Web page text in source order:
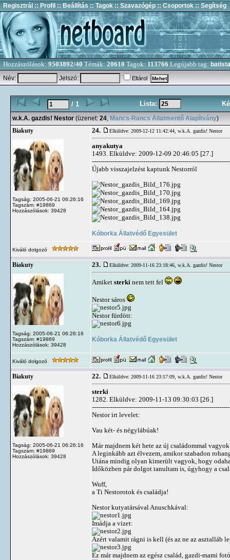
Regisztrál :: Profil :: Beállítás :: Tagok :: Szavazógép :: Csoportok :: Segítség
Hozzászólások: 9503892/40 Témák: 20610 Tagok: 113766 Legújabb tag: batista
Név:
Jelszó: Eltárol
/ 1 Lista:
w.k.A. gazdis! Nestor (üzenet: 24, Mancs-Rancs Állatmentő Alapítvány)
Biakuty
Tagság: 2005-06-21 06:26:16
Tagszám: #19869
Hozzászólások: 39428
24. Elküldve: 2009-12-12 11:42:44, w.k.A. gazdis! Nestor
anyakutya
1493. Elküldve: 2009-12-09 20:46:05 [27.]
Újabb visszajelzést kaptunk Nestorról
Kóborka Állatvédő Egyesület
Kiváló dolgozó
Biakuty
Tagság: 2005-06-21 06:26:16
Tagszám: #19869
Hozzászólások: 39428
23. Elküldve: 2009-11-16 23:18:46, w.k.A. gazdis! Nestor
Amiket sterki nem tett fel
Nestor sáros
Nestor fürdött:
Kóborka Állatvédő Egyesület
Kiváló dolgozó
Biakuty
Tagság: 2005-06-21 06:26:16
Tagszám: #19869
Hozzászólások: 39428
22. Elküldve: 2009-11-16 23:17:09, w.k.A. gazdis! Nestor
sterki
1282. Elküldve: 2009-11-13 09:30:03 [26.]
Nestor irt levelet:
Vau két- és négylábúak!
Már majdnem két hete az új családommal vagyok
A leginkább azt élvezem, amikor szabadon
Utána mindig olyan kimerült vagyok, hogy
Időközben pár dolgot tanultam is, úgyhogy a
Wuff,
a Ti Nestorotok és családja!
Nestor kutyatársával Anuschkával:
Imádja a vizet:
Azért valamit rágni is kell (és az ne az asztalláb
Ez már majdnem az egész család, gazdi-mami